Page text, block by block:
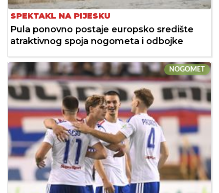
SPEKTAKL NA PIJESKU
Pula ponovno postaje europsko središte
atraktivnog spoja nogometa i odbojke
NOGOMET